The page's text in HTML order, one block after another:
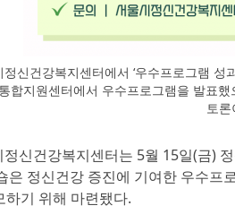
정신건강복지센터에서 ‘우수프로그램
합지원센터에서 우수프로그램을 발표
토
정신건강복지센터는 5월 15일(금)
은 정신건강 증진에 기여한 우수
기 위해 마련됐다.